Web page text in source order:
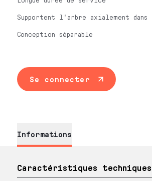
Supportent l'arbre axialement dans
Conception séparable
Se connecter
Informations
Caractéristiques techniques